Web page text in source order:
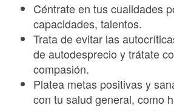
Céntrate en tus cualidades
capacidades, talentos.
Trata de evitar las
de autodesprecio y trátate
compasión.
Platea metas positivas y
con tu salud general, como